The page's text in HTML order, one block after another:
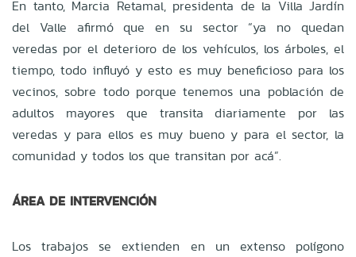
En tanto, Marcia Retamal, presidenta de la Villa Jardín
del Valle afirmó que en su sector “ya no quedan
veredas por el deterioro de los vehículos, los árboles, el
tiempo, todo influyó y esto es muy beneficioso para los
vecinos, sobre todo porque tenemos una población de
adultos mayores que transita diariamente por las
veredas y para ellos es muy bueno y para el sector, la
comunidad y todos los que transitan por acá”.
ÁREA DE INTERVENCIÓN
Los trabajos se extienden en un extenso polígono